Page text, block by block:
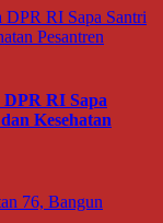
RI Sapa
Kesehatan